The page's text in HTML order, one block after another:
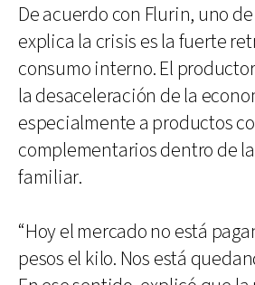
De acuerdo con Flurin, uno
explica la crisis es la fuerte
consumo interno. El
la desaceleración de la
especialmente a productos
complementarios dentro de
familiar.
“Hoy el mercado no está
pesos el kilo. Nos está